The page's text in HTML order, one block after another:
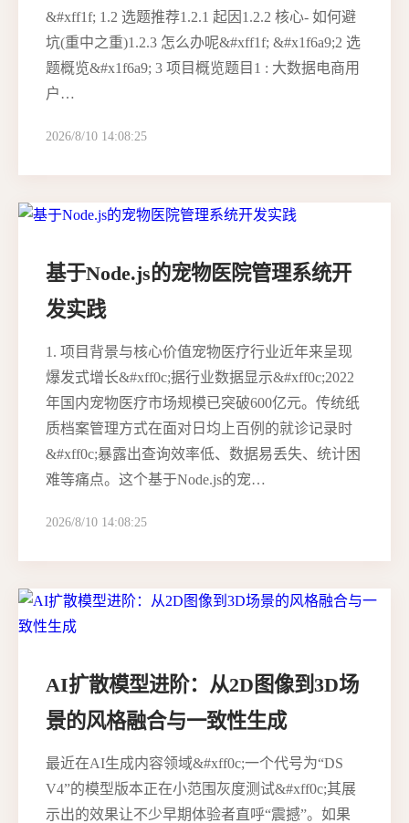
&#xff1f; 1.2 选题推荐1.2.1 起因1.2.2 核心- 如何避
坑(重中之重)1.2.3 怎么办呢&#xff1f; &#x1f6a9;2 选
题概览&#x1f6a9; 3 项目概览题目1 : 大数据电商用
户…
2026/8/10 14:08:25
基于Node.js的宠物医院管理系统开
发实践
1. 项目背景与核心价值宠物医疗行业近年来呈现
爆发式增长&#xff0c;据行业数据显示&#xff0c;2022
年国内宠物医疗市场规模已突破600亿元。传统纸
质档案管理方式在面对日均上百例的就诊记录时
&#xff0c;暴露出查询效率低、数据易丢失、统计困
难等痛点。这个基于Node.js的宠…
2026/8/10 14:08:25
AI扩散模型进阶：从2D图像到3D场
景的风格融合与一致性生成
最近在AI生成内容领域&#xff0c;一个代号为“DS
V4”的模型版本正在小范围灰度测试&#xff0c;其展
示出的效果让不少早期体验者直呼“震撼”。如果